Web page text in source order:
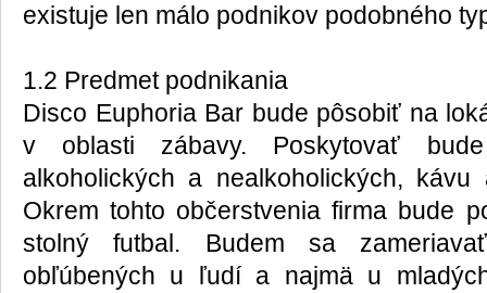
existuje len málo podnikov podobného
1.2 Predmet podnikania
Disco Euphoria Bar bude pôsobiť na
v oblasti zábavy. Poskytovať
alkoholických a nealkoholických,
Okrem tohto občerstvenia firma bude
stolný futbal. Budem sa
obľúbených u ľudí a najmä u